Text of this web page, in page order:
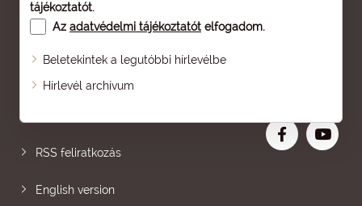
tájékoztatót.
Az adatvédelmi tájékoztatót elfogadom.
Beletekintek a legutóbbi hírlevélbe
Hírlevél archívum
Oldaltérkép
RSS feliratkozás
English version